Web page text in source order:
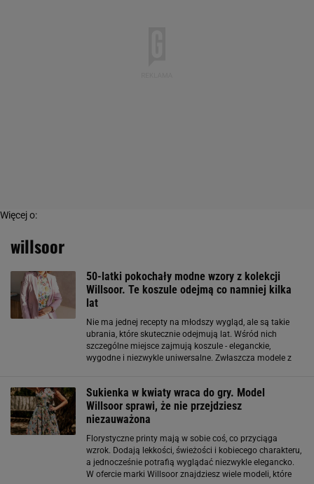
Więcej o:
willsoor
50-latki pokochały modne wzory z kolekcji
Willsoor. Te koszule odejmą co namniej kilka
lat
Nie ma jednej recepty na młodszy wygląd, ale są takie
ubrania, które skutecznie odejmują lat. Wśród nich
szczególne miejsce zajmują koszule - eleganckie,
wygodne i niezwykle uniwersalne. Zwłaszcza modele z
Sukienka w kwiaty wraca do gry. Model
Willsoor sprawi, że nie przejdziesz
niezauważona
Florystyczne printy mają w sobie coś, co przyciąga
wzrok. Dodają lekkości, świeżości i kobiecego charakteru,
a jednocześnie potrafią wyglądać niezwykle elegancko.
W ofercie marki Willsoor znajdziesz wiele modeli, które